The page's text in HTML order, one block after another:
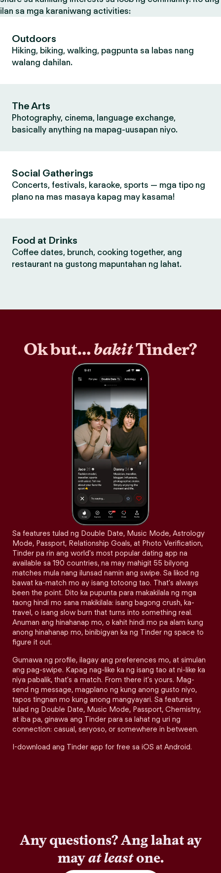
ilan sa mga karaniwang activities:
Outdoors
Hiking, biking, walking, pagpunta sa labas nang
walang dahilan.
The Arts
Photography, cinema, language exchange,
basically anything na mapag-uusapan niyo.
Social Gatherings
Concerts, festivals, karaoke, sports — mga tipo ng
plano na mas masaya kapag may kasama!
Food at Drinks
Coffee dates, brunch, cooking together, ang
restaurant na gustong mapuntahan ng lahat.
Ok but…bakitTinder?
Sa features tulad ng Double Date, Music Mode, Astrology
Mode, Passport, Relationship Goals, at Photo Verification,
Tinder pa rin ang world's most popular dating app na
available sa 190 countries, na may mahigit 55 bilyong
matches mula nang ilunsad namin ang swipe. Sa likod ng
bawat ka-match mo ay isang totoong tao. That's always
been the point. Dito ka pupunta para makakilala ng mga
taong hindi mo sana makikilala: isang bagong crush, ka-
travel, o isang slow burn that turns into something real.
Anuman ang hinahanap mo, o kahit hindi mo pa alam kung
anong hinahanap mo, binibigyan ka ng Tinder ng space to
figure it out.
Gumawa ng profile, ilagay ang preferences mo, at simulan
ang pag-swipe. Kapag nag-like ka ng isang tao at ni-like ka
niya pabalik, that's a match. From there it's yours. Mag-
send ng message, magplano ng kung anong gusto niyo,
tapos tingnan mo kung anong mangyayari. Sa features
tulad ng Double Date, Music Mode, Passport, Chemistry,
at iba pa, ginawa ang Tinder para sa lahat ng uri ng
connection: casual, seryoso, or somewhere in between.
I-download ang Tinder app for free sa iOS at Android.
Any questions? Ang lahat ay
mayat leastone.